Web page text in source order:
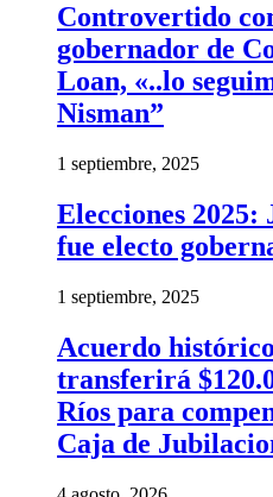
Controvertido
gobernador de
Loan, «..lo
Nisman”
1 septiembre, 2025
Elecciones 2025:
fue electo
1 septiembre, 2025
Acuerdo
transferirá
Ríos para
Caja de